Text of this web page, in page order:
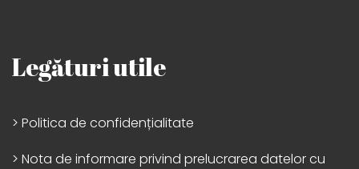
Legături utile
> Politica de confidențialitate
> Nota de informare privind prelucrarea datelor cu